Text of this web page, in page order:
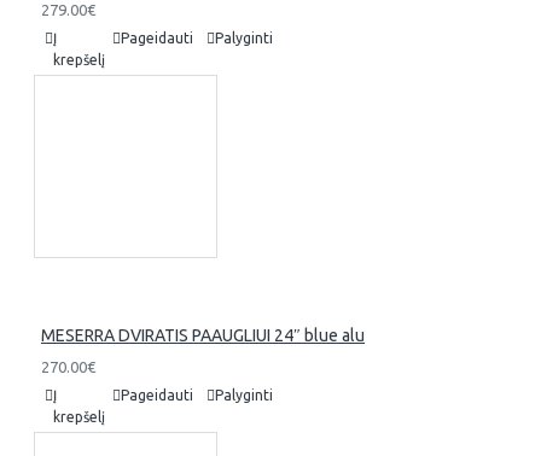
279.00€
Į
krepšelį
Pageidauti Palyginti
MESERRA DVIRATIS PAAUGLIUI 24″ blue alu
270.00€
Į
krepšelį
Pageidauti Palyginti